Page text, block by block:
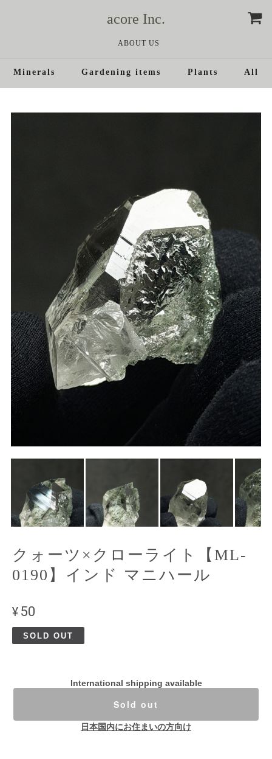
acore Inc.
ABOUT US
Minerals Gardening items Plants All
クォーツ×クローライト【ML-
0190】インド マニハール
¥50
SOLD OUT
International shipping available
Sold out
日本国内にお住まいの方向け